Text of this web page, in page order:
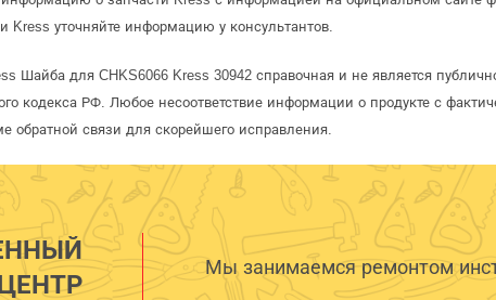
Kress уточняйте информацию у консультантов.
Шайба для CHKS6066 Kress 30942 справочная и не является
кодекса РФ. Любое несоответствие информации о продукте с
обратной связи для скорейшего исправления.
Мы занимаемся ремонтом